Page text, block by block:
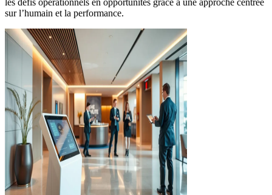
les défis opérationnels en opportunités grâce à une approche centrée
sur l’humain et la performance.